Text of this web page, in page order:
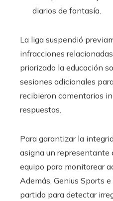
diarios de fantasía.
La liga suspendió
infracciones
priorizado la educación
sesiones adicionales
recibieron comentarios
respuestas.
Para garantizar la
asigna un representante
equipo para monitorear
Además, Genius Sports
partido para detectar